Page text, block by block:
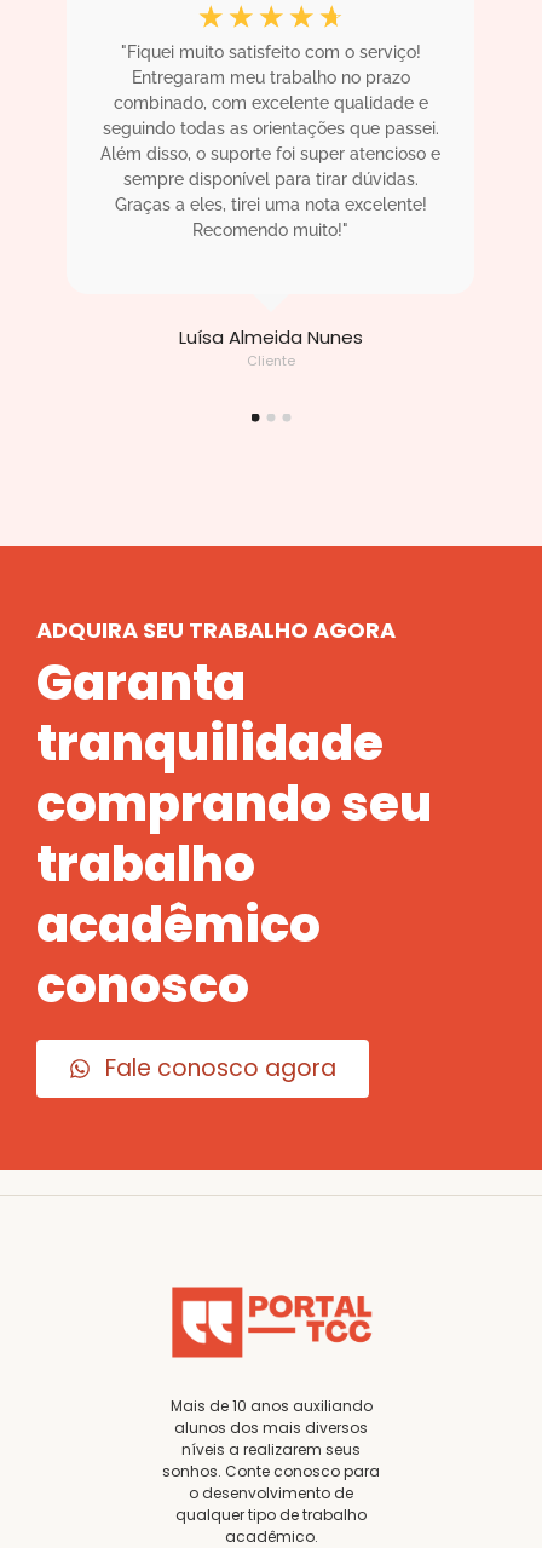
Luísa Almeida Nunes
Cliente
☆ ☆ ☆ ☆ ☆
"Fiquei muito satisfeito com o serviço!
Entregaram meu trabalho no prazo
combinado, com excelente qualidade e
seguindo todas as orientações que passei.
Além disso, o suporte foi super atencioso e
sempre disponível para tirar dúvidas.
Graças a eles, tirei uma nota excelente!
Recomendo muito!"
ADQUIRA SEU TRABALHO AGORA
Garanta
tranquilidade
comprando seu
trabalho
acadêmico
conosco
Fale conosco agora
Mais de 10 anos auxiliando
alunos dos mais diversos
níveis a realizarem seus
sonhos. Conte conosco para
o desenvolvimento de
qualquer tipo de trabalho
acadêmico.